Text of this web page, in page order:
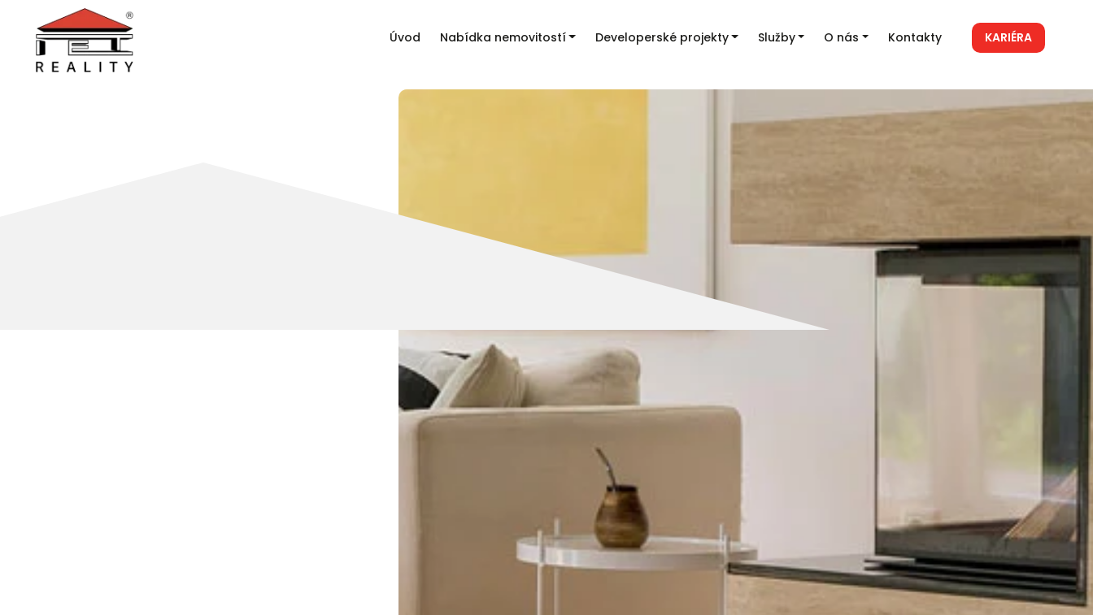
Úvod Nabídka nemovitostí Developerské projekty Služby O nás Kontakty KARIÉRA